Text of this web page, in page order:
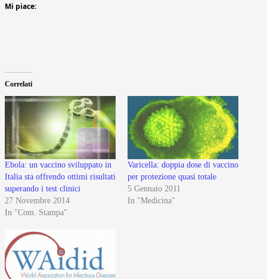
Mi piace:
Correlati
Ebola: un vaccino sviluppato in
Italia sta offrendo ottimi risultati
superando i test clinici
27 Novembre 2014
In "Com. Stampa"
Varicella: doppia dose di vaccino
per protezione quasi totale
5 Gennaio 2011
In "Medicina"